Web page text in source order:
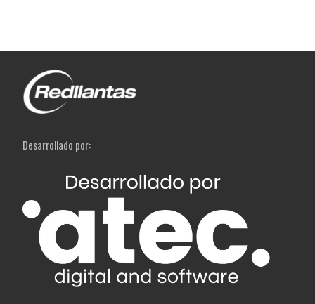
Desarrollado por: